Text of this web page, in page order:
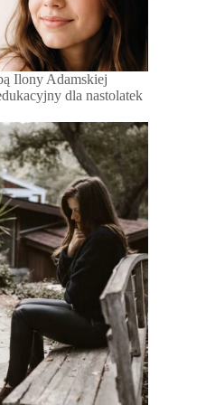
Ilony Adamskiej
dla nastolatek